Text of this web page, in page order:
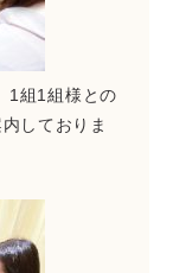
1組1組様との
しておりま